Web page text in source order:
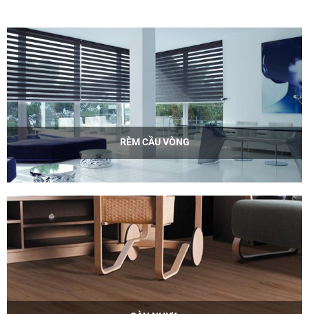
RÈM CẦU VÒNG